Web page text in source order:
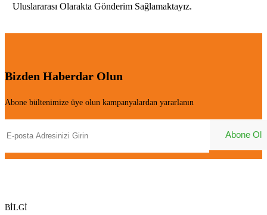
Uluslararası Olarakta Gönderim Sağlamaktayız.
Bizden Haberdar Olun
Abone bültenimize üye olun kampanyalardan yararlanın
BİLGİ